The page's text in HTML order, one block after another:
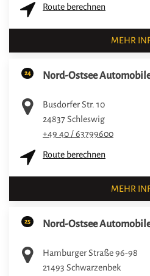
Route berechnen
MEHR
24 Nord-Ostsee Automobile
Busdorfer Str. 10
24837Schleswig
+49 40 / 63799600
Route berechnen
MEHR
25 Nord-Ostsee Automobile
Hamburger Straße 96-98
21493 Schwarzenbek